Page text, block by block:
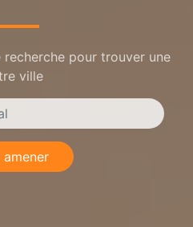
pour trouver une
ville
amener